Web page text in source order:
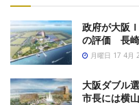
政府が大阪
の評価 長
月曜日 17 4月
大阪ダブル
市長には横